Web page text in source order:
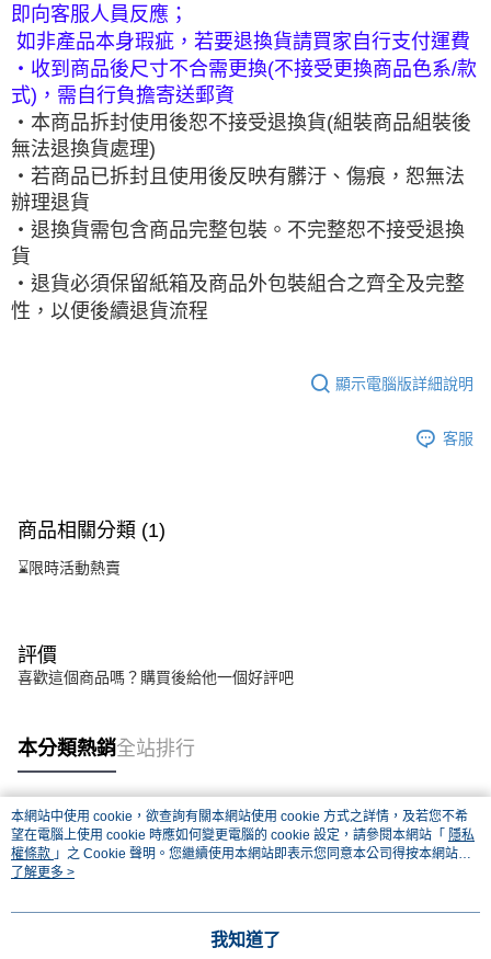
即向客服人員反應；
如非產品本身瑕疵，若要退換貨請買家自行支付運費
‧收到商品後尺寸不合需更換(不接受更換商品色系/款
式)，需自行負擔寄送郵資
‧本商品拆封使用後恕不接受退換貨(組裝商品組裝後
無法退換貨處理)
‧若商品已拆封且使用後反映有髒汙、傷痕，恕無法
辦理退貨
‧退換貨需包含商品完整包裝。不完整恕不接受退換
貨
‧退貨必須保留紙箱及商品外包裝組合之齊全及完整
性，以便後續退貨流程
顯示電腦版詳細說明
客服
商品相關分類 (1)
⌛限時活動熱賣
評價
喜歡這個商品嗎？購買後給他一個好評吧
本分類熱銷全站排行
熱門標籤
本網站中使用 cookie，欲查詢有關本網站使用 cookie 方式之詳情，及若您不希
望在電腦上使用 cookie 時應如何變更電腦的 cookie 設定，請參閱本網站「 隱私
權條款 」之 Cookie 聲明。您繼續使用本網站即表示您同意本公司得按本網站使
用條款之 Cookie 聲明使用 cookie。
了解更多 >
我知道了